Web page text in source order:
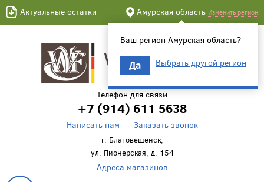
Актуальные остатки Амурская область Изменить регион
Ваш регион Амурская область?
Да Выбрать другой регион
Телефон для связи
+7 (914) 611 5638
Написать нам Заказать звонок
г. Благовещенск,
ул. Пионерская, д. 154
Адреса магазинов